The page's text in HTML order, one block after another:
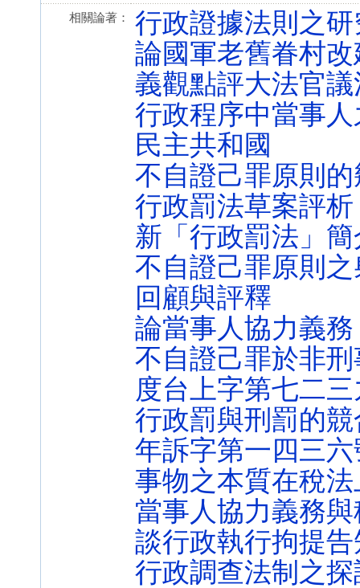
相關論著：
行政證據法則之研
論國軍老舊眷村
義觀點評大法官
行政程序中當事
民主共和國
不自證己罪原則
行政罰法草案評析
新「行政罰法」簡
不自證己罪原則
回顧與評釋
論當事人協力義
不自證己罪於非
度台上字第七二
行政罰與刑罰的
年訴字第一四三
事物之本質在稅
當事人協力義務
談行政執行拘提
行政調查法制之探